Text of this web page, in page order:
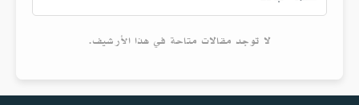
لا توجد مقالات متاحة في هذا الأرشيف.